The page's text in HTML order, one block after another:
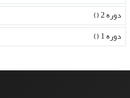
دوره 2 ()
دوره 1 ()